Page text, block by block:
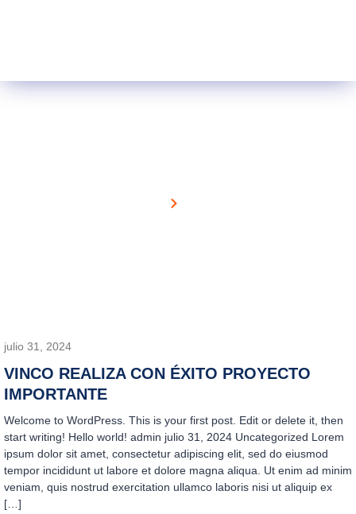
julio 31, 2024
VINCO REALIZA CON ÉXITO PROYECTO
IMPORTANTE
Welcome to WordPress. This is your first post. Edit or delete it, then
start writing! Hello world! admin julio 31, 2024 Uncategorized Lorem
ipsum dolor sit amet, consectetur adipiscing elit, sed do eiusmod
tempor incididunt ut labore et dolore magna aliqua. Ut enim ad minim
veniam, quis nostrud exercitation ullamco laboris nisi ut aliquip ex
[…]